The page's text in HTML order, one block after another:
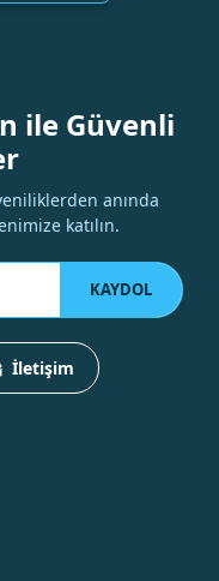
ile Güvenli
anında
katılın.
KAYDOL
İletişim